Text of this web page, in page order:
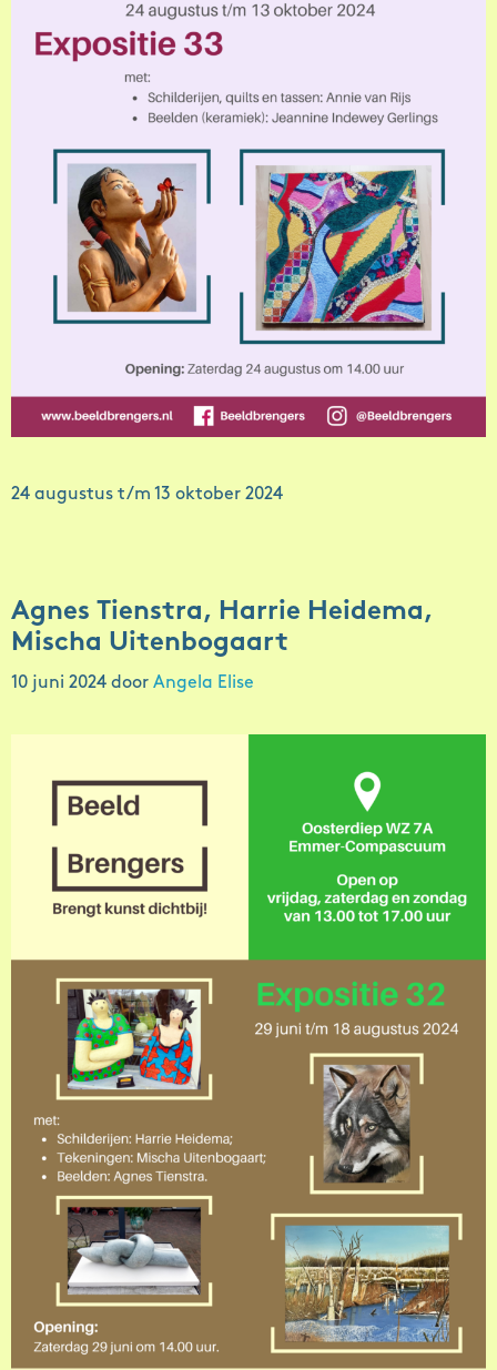
24 augustus t/m 13 oktober 2024
Agnes Tienstra, Harrie Heidema,
Mischa Uitenbogaart
10 juni 2024 door Angela Elise